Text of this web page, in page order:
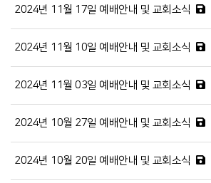
2024년 11월 17일 예배안내 및 교회소식
2024년 11월 10일 예배안내 및 교회소식
2024년 11월 03일 예배안내 및 교회소식
2024년 10월 27일 예배안내 및 교회소식
2024년 10월 20일 예배안내 및 교회소식